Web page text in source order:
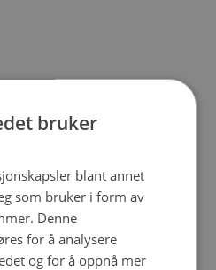
bruker
blant annet
som bruker i form av
Denne
for å analysere
og for å oppnå mer